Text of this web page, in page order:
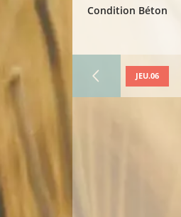
Condition Béton
JEU.06